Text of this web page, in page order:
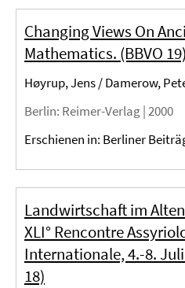
Changing Views On
Mathematics. (BBVO 19)
Høyrup, Jens / Damerow,
Berlin: Reimer-Verlag |2000
Erschienen in: Berliner
Landwirtschaft im
XLI° Rencontre
Internationale, 4.-8. Juli
18)